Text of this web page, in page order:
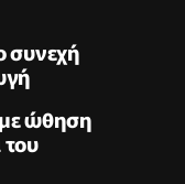
συνεχή
ώθηση